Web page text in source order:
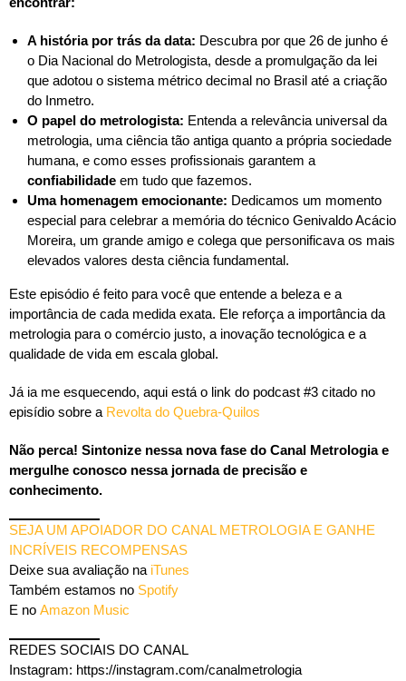
A história por trás da data: Descubra por que 26 de junho é
o Dia Nacional do Metrologista, desde a promulgação da lei
que adotou o sistema métrico decimal no Brasil até a criação
do Inmetro.
O papel do metrologista: Entenda a relevância universal da
metrologia, uma ciência tão antiga quanto a própria sociedade
humana, e como esses profissionais garantem a
confiabilidade em tudo que fazemos.
Uma homenagem emocionante: Dedicamos um momento
especial para celebrar a memória do técnico Genivaldo Acácio
Moreira, um grande amigo e colega que personificava os mais
elevados valores desta ciência fundamental.
Este episódio é feito para você que entende a beleza e a
importância de cada medida exata. Ele reforça a importância da
metrologia para o comércio justo, a inovação tecnológica e a
qualidade de vida em escala global.
Já ia me esquecendo, aqui está o link do podcast #3 citado no
episídio sobre a Revolta do Quebra-Quilos
Não perca! Sintonize nessa nova fase do Canal Metrologia e
mergulhe conosco nessa jornada de precisão e
conhecimento.
SEJA UM APOIADOR DO CANAL METROLOGIA E GANHE
INCRÍVEIS RECOMPENSAS
Deixe sua avaliação na iTunes
Também estamos no Spotify
E no Amazon Music
REDES SOCIAIS DO CANAL
Instagram: https://instagram.com/canalmetrologia